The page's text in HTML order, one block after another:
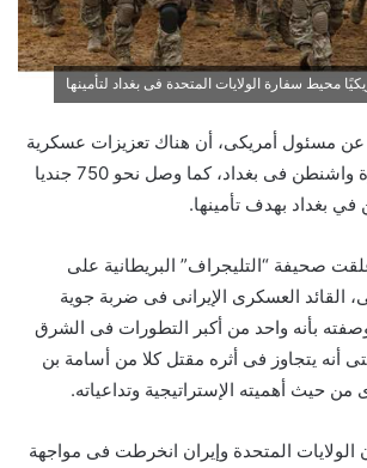
عن مسئول أمريكى، أن هناك تعزيزات عسكرية
أمريكية لتأمين سفارة واشنطن فى بغداد، كما وصل نحو 750 جنديا
بغداد بهدف تأمينها.
صحيفة “التليجراف” البريطانية على
القائد العسكرى الإيرانى فى ضربة جوية
بأنه واحد من أكبر التطورات فى الشرق
أنه يتجاوز فى أثره مقتل كلا من أسامة بن
من حيث أهميته الإستراتيجية وتداعياته.
المتحدة وإيران انخرطت فى مواجهة